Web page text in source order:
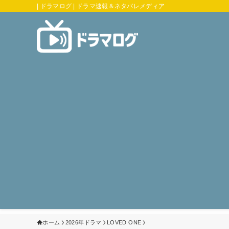
| ドラマログ | ドラマ速報＆ネタバレメディア
ホーム 2026年ドラマ LOVED ONE